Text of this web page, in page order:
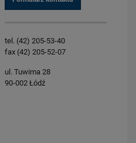
tel. (42) 205-53-40
fax (42) 205-52-07
ul. Tuwima 28
90-002 Łódź